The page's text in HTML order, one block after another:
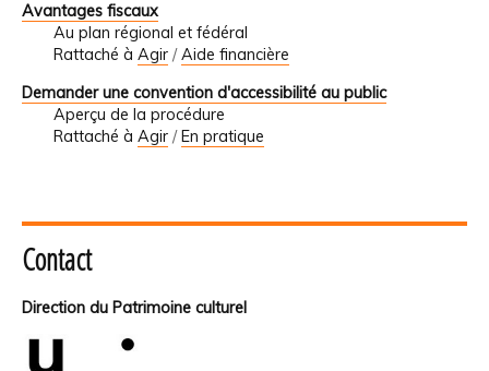
Avantages fiscaux
Au plan régional et fédéral
Rattaché à Agir /Aide financière
Demander une convention d'accessibilité au public
Aperçu de la procédure
Rattaché à Agir /En pratique
Contact
Direction du Patrimoine culturel